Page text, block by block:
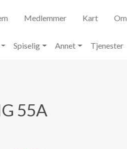
Medlemmer Kart Om
Spiselig Annet Tjenester
55A